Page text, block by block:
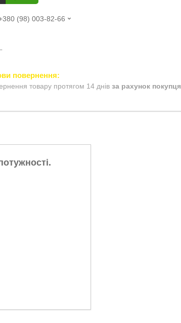
(98) 003-82-66
товару протягом 14 днів за рахунок покупця